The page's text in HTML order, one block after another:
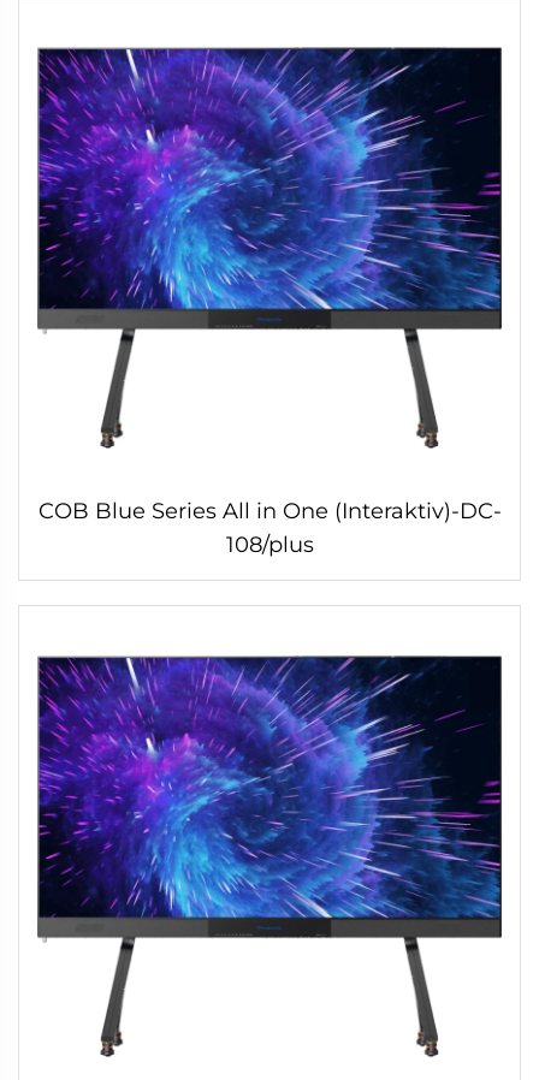
COB Blue Series All in One (Interaktiv)-DC-
108/plus